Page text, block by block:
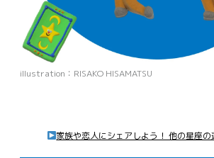
illustration：RISAKO HISAMATSU
家族や恋人にシェアしよう！ 他の星座の